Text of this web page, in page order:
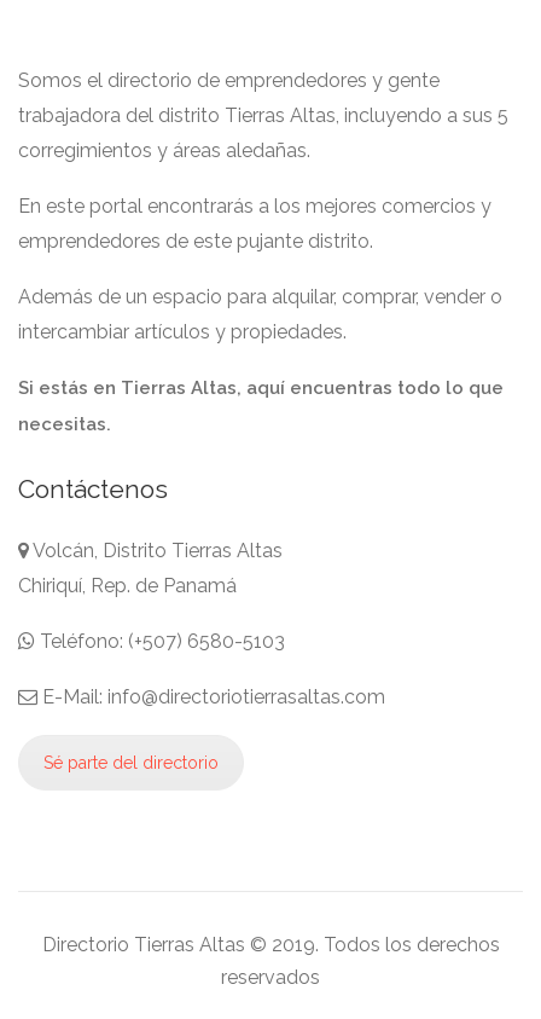
Somos el directorio de emprendedores y gente
trabajadora del distrito Tierras Altas, incluyendo a sus 5
corregimientos y áreas aledañas.
En este portal encontrarás a los mejores comercios y
emprendedores de este pujante distrito.
Además de un espacio para alquilar, comprar, vender o
intercambiar artículos y propiedades.
Si estás en Tierras Altas, aquí encuentras todo lo que
necesitas.
Contáctenos
Volcán, Distrito Tierras Altas
Chiriquí, Rep. de Panamá
Teléfono: (+507) 6580-5103
E-Mail: info@directoriotierrasaltas.com
Sé parte del directorio
Directorio Tierras Altas © 2019. Todos los derechos
reservados